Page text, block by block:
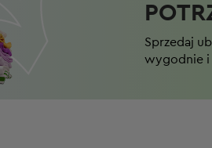
Sprzedaj
wygodnie i